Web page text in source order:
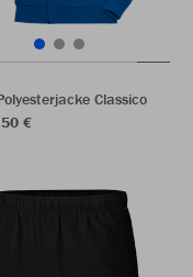
Classico
€